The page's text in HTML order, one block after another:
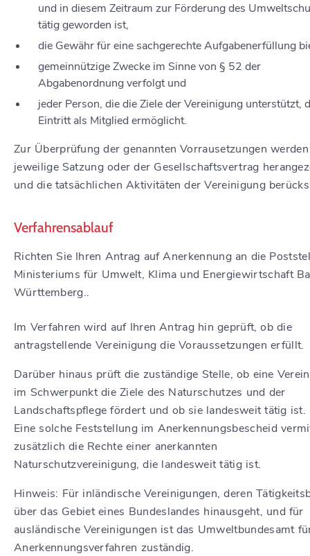
und in diesem Zeitraum zur Förderung des
tätig geworden ist,
die Gewähr für eine sachgerechte Aufgabenerfüllung
gemeinnützige Zwecke im Sinne von § 52 der
Abgabenordnung verfolgt und
jeder Person, die die Ziele der Vereinigung unterstützt,
Eintritt als Mitglied ermöglicht.
Zur Überprüfung der genannten Vorrausetzungen
jeweilige Satzung oder der Gesellschaftsvertrag
und die tatsächlichen Aktivitäten der Vereinigung
Verfahrensablauf
Richten Sie Ihren Antrag auf Anerkennung an die
Ministeriums für Umwelt, Klima und Energiewirtschaft
Württemberg..
Im Verfahren wird auf Ihren Antrag hin geprüft, ob die
antragstellende Vereinigung die Voraussetzungen erfüllt.
Darüber hinaus prüft die zuständige Stelle, ob eine
im Schwerpunkt die Ziele des Naturschutzes und der
Landschaftspflege fördert und ob sie landesweit tätig ist.
Eine solche Feststellung im Anerkennungsbescheid
zusätzlich die Rechte einer anerkannten
Naturschutzvereinigung, die landesweit tätig ist.
Hinweis: Für inländische Vereinigungen, deren
über das Gebiet eines Bundeslandes hinausgeht, und für
ausländische Vereinigungen ist das Umweltbundesamt
Anerkennungsverfahren zuständig.